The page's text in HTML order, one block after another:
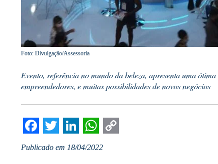
Foto: Divulgação/Assessoria
Evento, referência no mundo da beleza, apresenta uma
empreendedores, e muitas possibilidades de novos negócios
Facebook
Twitter
LinkedIn
WhatsApp
Publicado em 18/04/2022